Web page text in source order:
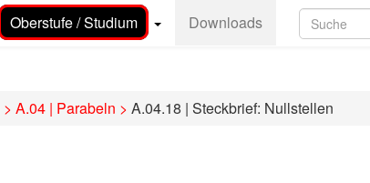
Oberstufe / Studium Downloads
> A.04 | Parabeln > A.04.18 | Steckbrief: Nullstellen